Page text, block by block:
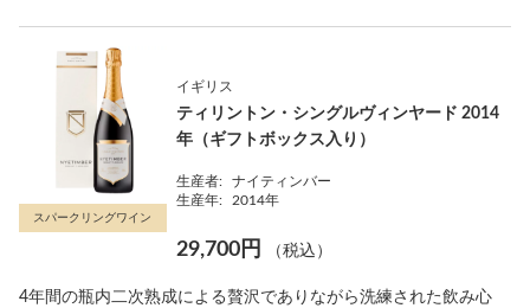
スパークリングワイン
イギリス
ティリントン・シングルヴィンヤード 2014
年（ギフトボックス入り）
生産者:
ナイティンバー
生産年:
2014年
29,700円 （税込）
4年間の瓶内二次熟成による贅沢でありながら洗練された飲み心